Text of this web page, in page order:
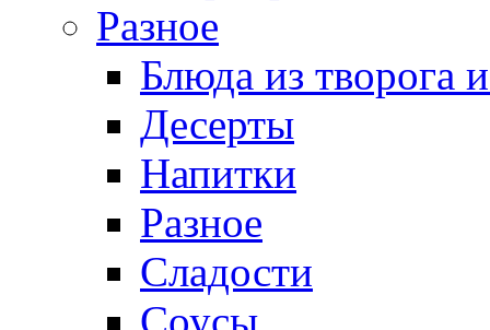
Разное
Блюда из творога
Десерты
Напитки
Разное
Сладости
Соусы